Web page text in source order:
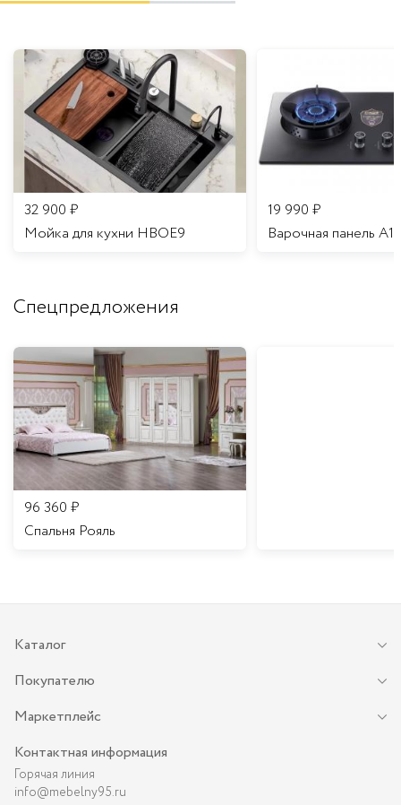
32 900 ₽
Мойка для кухни HBOE9
19 990 ₽
Варочная панель A16
Спецпредложения
96 360 ₽
Спальня Рояль
Каталог
Покупателю
Маркетплейс
Контактная информация
Горячая линия
info@mebelny95.ru